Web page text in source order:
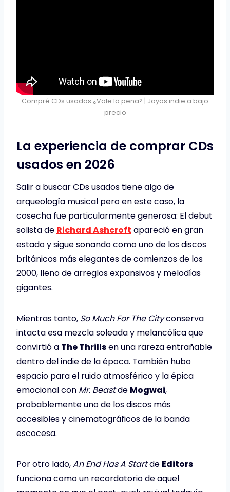
Compré CDs usados ¿Vale la pena? | Joyas indie a bajo
precio
La experiencia de comprar CDs
usados en 2026
Salir a buscar CDs usados tiene algo de
arqueología musical pero en este caso, la
cosecha fue particularmente generosa: El debut
solista de Richard Ashcroft apareció en gran
estado y sigue sonando como uno de los discos
británicos más elegantes de comienzos de los
2000, lleno de arreglos expansivos y melodías
gigantes.
Mientras tanto, So Much For The Cityconserva
intacta esa mezcla soleada y melancólica que
convirtió a The Thrillsen una rareza entrañable
dentro del indie de la época. También hubo
espacio para el ruido atmosférico y la épica
emocional con Mr. Beastde Mogwai,
probablemente uno de los discos más
accesibles y cinematográficos de la banda
escocesa.
Por otro lado,An End Has A Startde Editors
funciona como un recordatorio de aquel